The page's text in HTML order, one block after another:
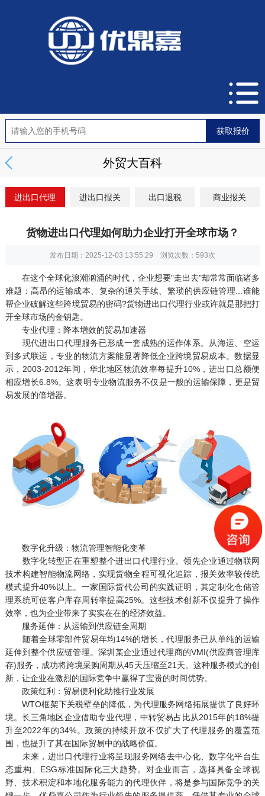
外贸大百科
进出口代理 进出口报关 出口退税 商业报关
货物进出口代理如何助力企业打开全球市场？
发布日期：2025-12-03 13:55:29 浏览次数： 593次
在这个全球化浪潮汹涌的时代，企业想要"走出去"却常常面临诸多
难题：高昂的运输成本、复杂的通关手续、繁琐的供应链管理...谁能
帮企业破解这些跨境贸易的密码?货物进出口代理行业或许就是那把打
开全球市场的金钥匙。
专业代理：降本增效的贸易加速器
现代进出口代理服务已形成一套成熟的运作体系。从海运、空运
到多式联运，专业的物流方案能显著降低企业跨境贸易成本。数据显
示，2003-2012年间，华北地区物流效率每提升10%，进出口总额便
相应增长6.8%。这表明专业物流服务不仅是一般的运输保障，更是贸
易发展的倍增器。
数字化升级：物流管理智能化变革
数字化转型正在重塑整个进出口代理行业。领先企业通过物联网
技术构建智能物流网络，实现货物全程可视化追踪，报关效率较传统
模式提升40%以上。一家国际货代公司的实践证明，其定制化仓储管
理系统可使客户库存周转率提高25%。这些技术创新不仅提升了操作
效率，也为企业带来了实实在在的经济效益。
服务延伸：从运输到供应链全周期
随着全球零部件贸易年均14%的增长，代理服务已从单纯的运输
延伸到整个供应链管理。深圳某企业通过代理商的VMI(供应商管理库
存)服务，成功将跨境采购周期从45天压缩至21天。这种服务模式的创
新，让企业在激烈的国际竞争中赢得了宝贵的时间优势。
政策红利：贸易便利化助推行业发展
WTO框架下关税壁垒的降低，为代理服务网络拓展提供了良好环
境。长三角地区企业借助专业代理，中转贸易占比从2015年的18%提
升至2022年的34%。政策的持续开放不仅扩大了代理服务的覆盖范
围，也提升了其在国际贸易中的战略价值。
未来，进出口代理行业将呈现服务网络去中心化、数字化平台生
态重构、ESG标准国际化三大趋势。对企业而言，选择具备全球视
野、技术积淀和本地化服务能力的代理伙伴，将是参与国际竞争的关